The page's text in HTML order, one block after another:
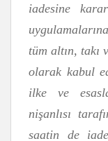
iadesine
tüm altın, takı
olarak kabul
ilke ve
nişanlısı
saatin de